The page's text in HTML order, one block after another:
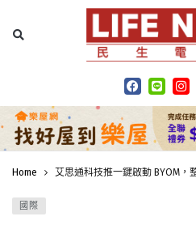
Home 艾思通科技推一鍵啟動 BYOM
國際